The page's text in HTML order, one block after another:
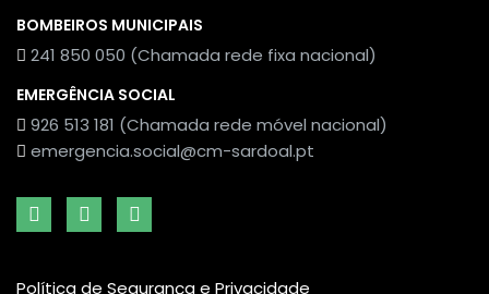
BOMBEIROS MUNICIPAIS
241 850 050 (Chamada rede fixa nacional)
EMERGÊNCIA SOCIAL
926 513 181 (Chamada rede móvel nacional)
emergencia.social@cm-sardoal.pt
Política de Segurança e Privacidade